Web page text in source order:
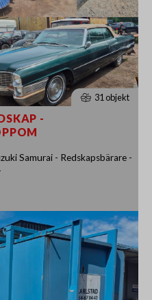
31 objekt
-
Samurai - Redskapsbärare -